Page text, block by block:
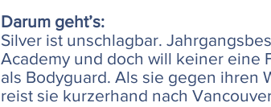
Darum geht’s:
Silver ist unschlagbar.
Academy und doch will keiner eine
als Bodyguard. Als sie gegen ihren
reist sie kurzerhand nach